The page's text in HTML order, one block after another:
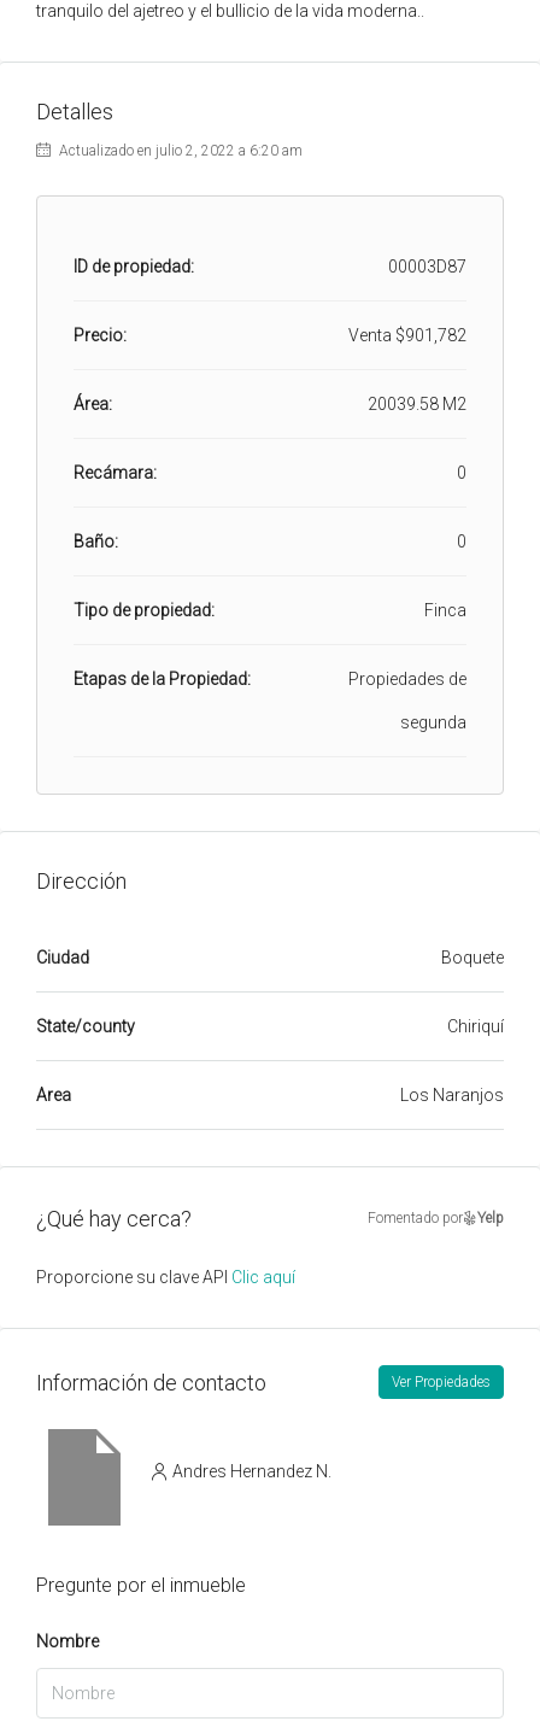
tranquilo del ajetreo y el bullicio de la vida moderna..
Detalles
Actualizado en julio 2, 2022 a 6:20 am
ID de propiedad: 00003D87
Precio: Venta $901,782
Área: 20039.58 M2
Recámara: 0
Baño: 0
Tipo de propiedad: Finca
Etapas de la Propiedad: Propiedades de
segunda
Dirección
Ciudad Boquete
State/county Chiriquí
Area Los Naranjos
¿Qué hay cerca? Fomentado por Yelp
Proporcione su clave API Clic aquí
Información de contacto Ver Propiedades
Andres Hernandez N.
Pregunte por el inmueble
Nombre